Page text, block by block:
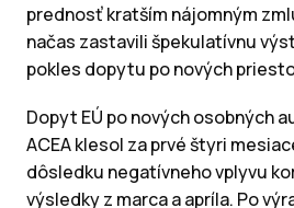
prednosť kratším nájomným
načas zastavili špekulatívnu
pokles dopytu po nových
Dopyt EÚ po nových osobných
ACEA klesol za prvé štyri
dôsledku negatívneho vplyvu
výsledky z marca a apríla. Po